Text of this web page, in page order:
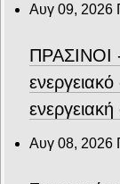
Αυγ 09, 2026
ΠΡΑΣΙΝΟΙ -
ενεργειακή
Αυγ 08, 2026